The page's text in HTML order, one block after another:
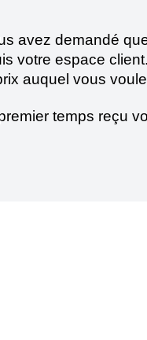
avez demandé
votre espace
auquel vous
temps reçu